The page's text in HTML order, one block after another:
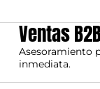
Ventas
Asesoramiento
inmediata.